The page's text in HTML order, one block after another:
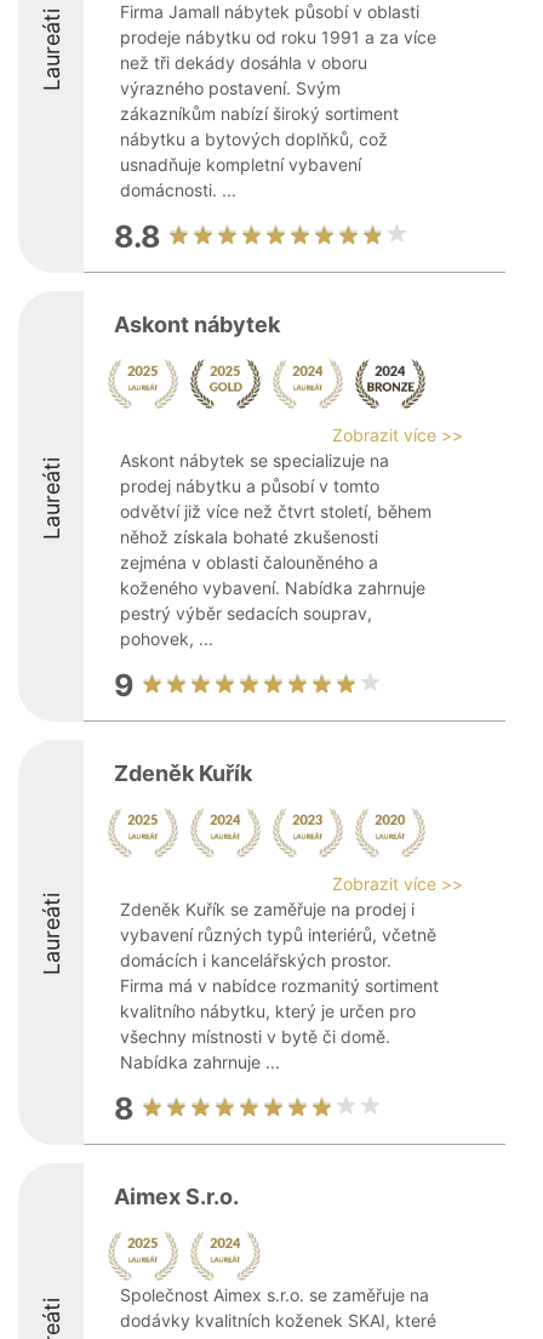
Laureáti
Firma Jamall nábytek působí v oblasti
prodeje nábytku od roku 1991 a za více
než tři dekády dosáhla v oboru
výrazného postavení. Svým
zákazníkům nabízí široký sortiment
nábytku a bytových doplňků, což
usnadňuje kompletní vybavení
domácnosti. ...
8.8
Laureáti
Askont nábytek
Zobrazit více >>
Askont nábytek se specializuje na
prodej nábytku a působí v tomto
odvětví již více než čtvrt století, během
něhož získala bohaté zkušenosti
zejména v oblasti čalouněného a
koženého vybavení. Nabídka zahrnuje
pestrý výběr sedacích souprav,
pohovek, ...
9
Laureáti
Zdeněk Kuřík
Zobrazit více >>
Zdeněk Kuřík se zaměřuje na prodej i
vybavení různých typů interiérů, včetně
domácích i kancelářských prostor.
Firma má v nabídce rozmanitý sortiment
kvalitního nábytku, který je určen pro
všechny místnosti v bytě či domě.
Nabídka zahrnuje ...
8
Aimex S.r.o.
Společnost Aimex s.r.o. se zaměřuje na
dodávky kvalitních koženek SKAI, které